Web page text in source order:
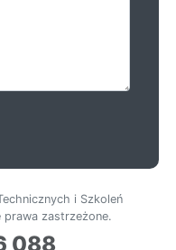
i Szkoleń
prawa zastrzeżone.
088